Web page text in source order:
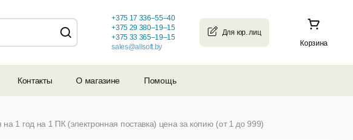
Корзина
+375 17 336–55–40
+375 29 380–19–15
+375 33 365–19–15
sales@allsoft.by
Контакты О магазине Помощь
1 год на 1 ПК (электронная поставка) цена за копию (от 1 до 999)